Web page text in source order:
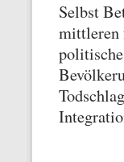
Selbst
mittleren